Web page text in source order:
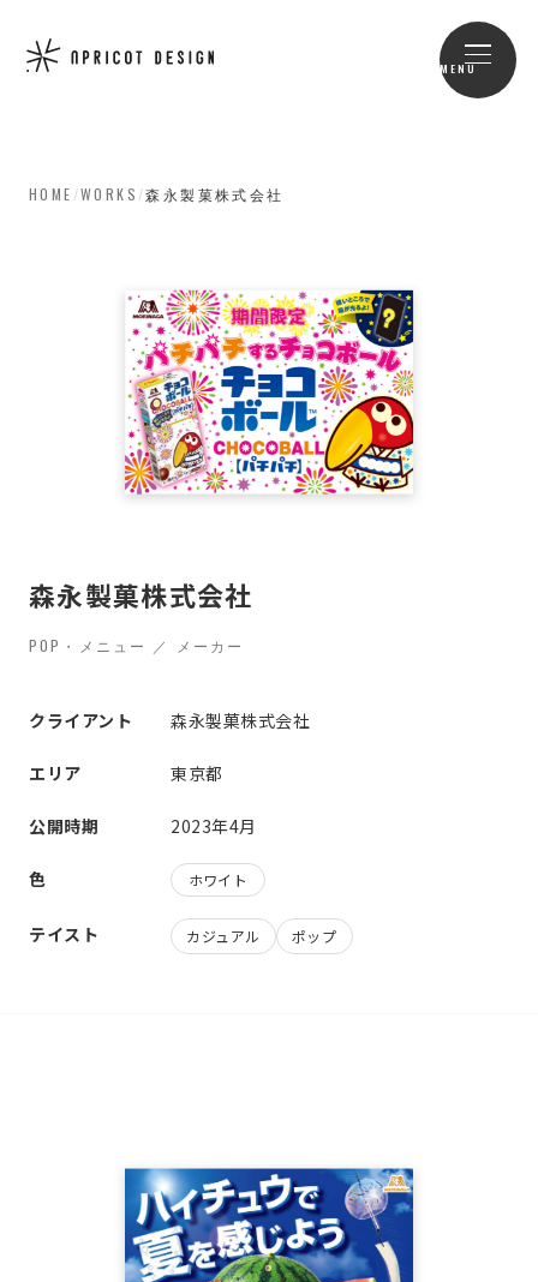
MENU
HOME /WORKS /森永製菓株式会社
森永製菓株式会社
POP・メニュー ／ メーカー
クライアント 森永製菓株式会社
エリア 東京都
公開時期 2023年4月
色 ホワイト
テイスト カジュアル ポップ